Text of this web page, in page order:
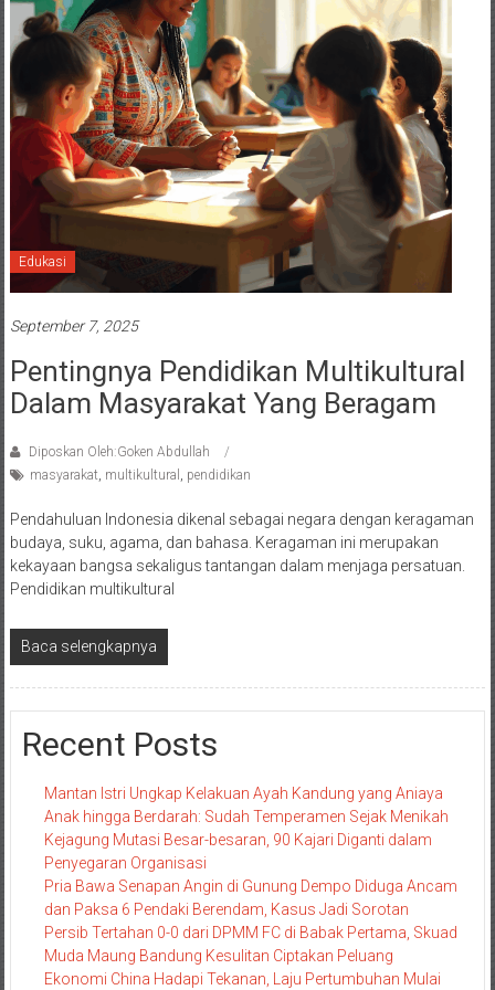
Edukasi
September 7, 2025
Pentingnya Pendidikan Multikultural
Dalam Masyarakat Yang Beragam
Diposkan Oleh:Goken Abdullah
masyarakat, multikultural , pendidikan
Pendahuluan Indonesia dikenal sebagai negara dengan keragaman
budaya, suku, agama, dan bahasa. Keragaman ini merupakan
kekayaan bangsa sekaligus tantangan dalam menjaga persatuan.
Pendidikan multikultural
Baca selengkapnya
Recent Posts
Mantan Istri Ungkap Kelakuan Ayah Kandung yang Aniaya
Anak hingga Berdarah: Sudah Temperamen Sejak Menikah
Kejagung Mutasi Besar-besaran, 90 Kajari Diganti dalam
Penyegaran Organisasi
Pria Bawa Senapan Angin di Gunung Dempo Diduga Ancam
dan Paksa 6 Pendaki Berendam, Kasus Jadi Sorotan
Persib Tertahan 0-0 dari DPMM FC di Babak Pertama, Skuad
Muda Maung Bandung Kesulitan Ciptakan Peluang
Ekonomi China Hadapi Tekanan, Laju Pertumbuhan Mulai